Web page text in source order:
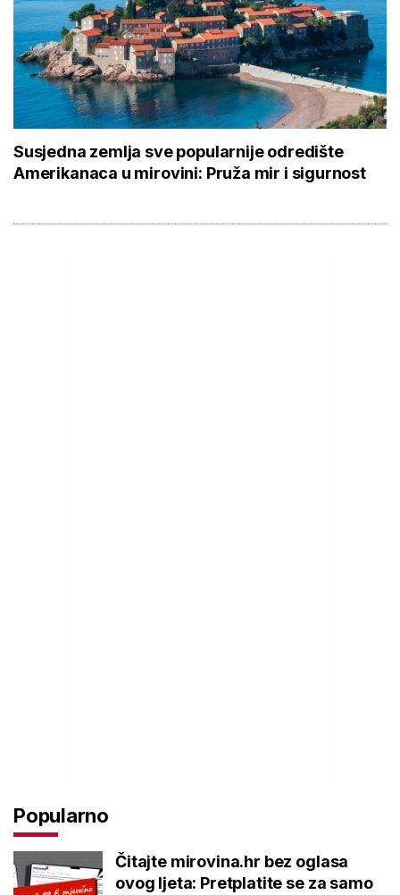
Susjedna zemlja sve popularnije odredište
Amerikanaca u mirovini: Pruža mir i sigurnost
Popularno
Čitajte mirovina.hr bez oglasa
ovog ljeta: Pretplatite se za samo